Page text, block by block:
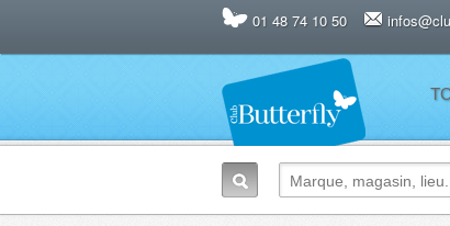
01 48 74 10 50